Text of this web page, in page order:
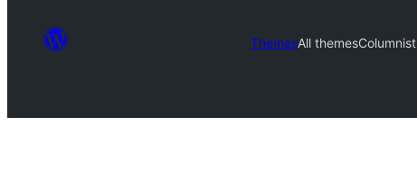
ThemesAll themesColumnist